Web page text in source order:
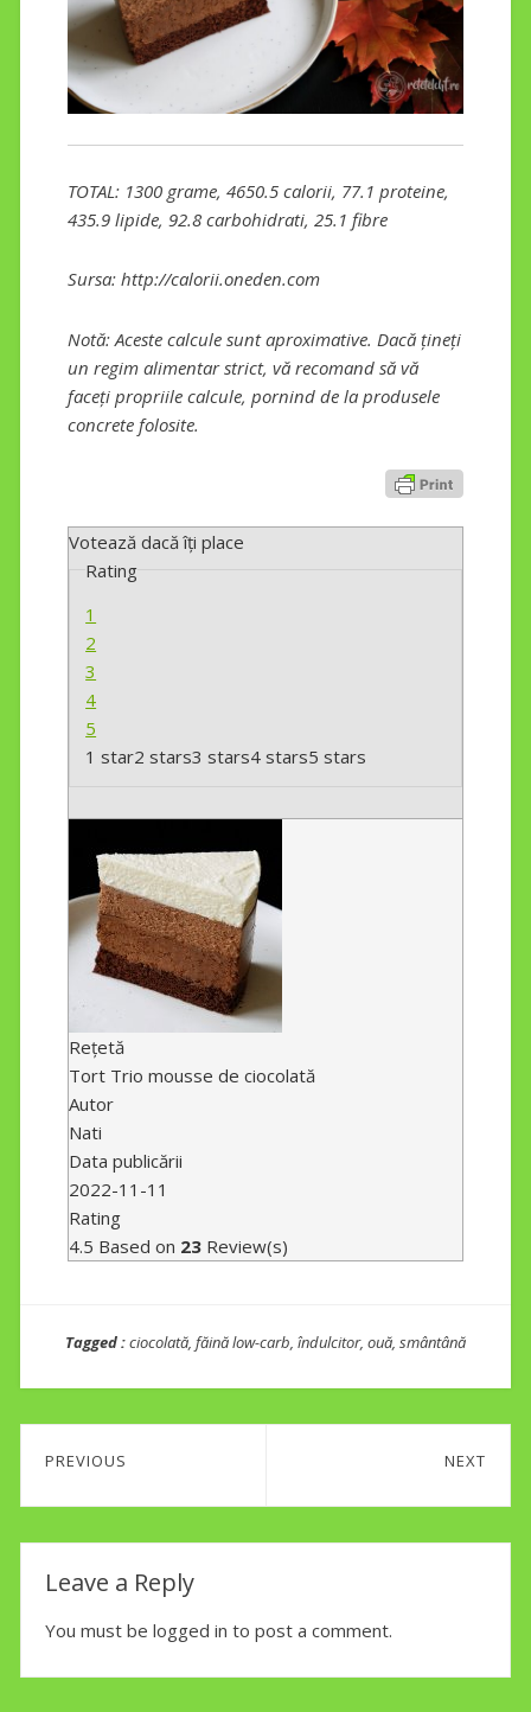
TOTAL: 1300 grame, 4650.5 calorii, 77.1 proteine,
435.9 lipide, 92.8 carbohidrati, 25.1 fibre
Sursa: http://calorii.oneden.com
Notă: Aceste calcule sunt aproximative. Dacă țineți
un regim alimentar strict, vă recomand să vă
faceți propriile calcule, pornind de la produsele
concrete folosite.
Votează dacă îți place
Rating
1
2
3
4
5
1 star2 stars3 stars4 stars5 stars
Rețetă
Tort Trio mousse de ciocolată
Autor
Nati
Data publicării
2022-11-11
Rating
4.5 Based on 23 Review(s)
Tagged :ciocolată, făină low-carb, îndulcitor, ouă, smântână
Post
navigation
PREVIOUS NEXT
Leave a Reply
You must be logged in to post a comment.